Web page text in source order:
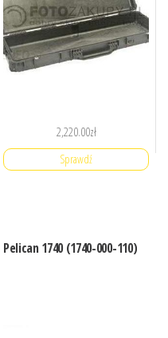
2,220.00zł
Sprawdź
Pelican 1740 (1740-000-110)